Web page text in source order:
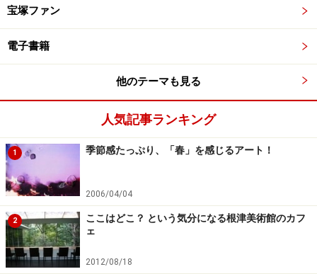
宝塚ファン
電子書籍
他のテーマも見る
人気記事ランキング
1 季節感たっぷり、「春」を感じるアート！
2006/04/04
2
ここはどこ？ という気分になる根津美術館のカフ
ェ
2012/08/18